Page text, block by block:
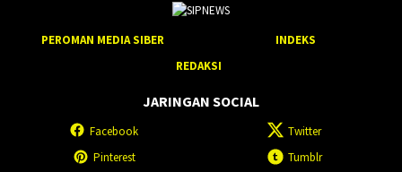
PEROMAN MEDIA SIBER
INDEKS
REDAKSI
JARINGAN SOCIAL
Facebook
Twitter
Pinterest
Tumblr